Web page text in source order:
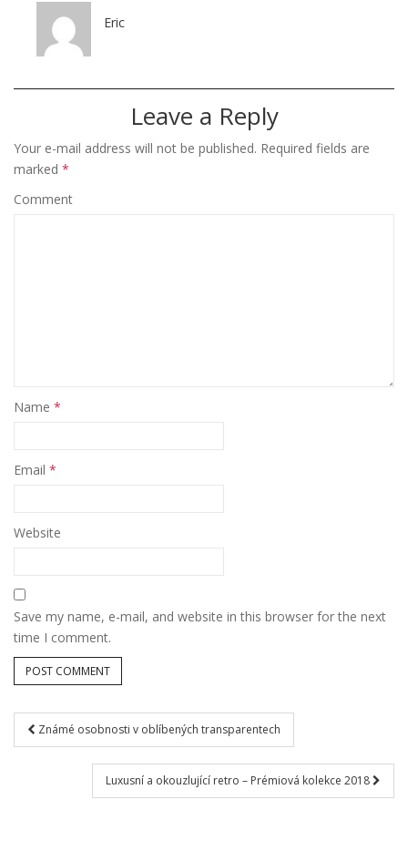
Eric
Leave a Reply
Your e-mail address will not be published. Required fields are
marked *
Comment
Name *
Email *
Website
Save my name, e-mail, and website in this browser for the next
time I comment.
Post navigation
Známé osobnosti v oblíbených transparentech
Luxusní a okouzlující retro – Prémiová kolekce 2018